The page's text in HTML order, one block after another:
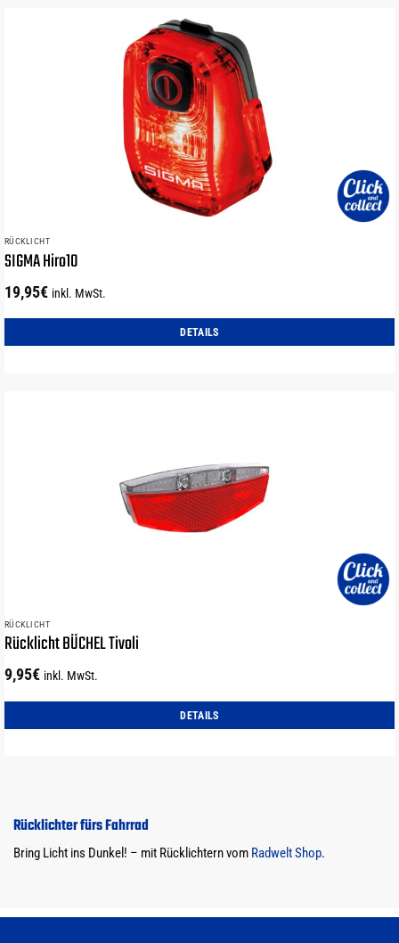
RÜCKLICHT
SIGMA Hiro10
19,95€ inkl. MwSt.
DETAILS
RÜCKLICHT
Rücklicht BÜCHEL Tivoli
9,95€ inkl. MwSt.
DETAILS
Rücklichter fürs Fahrrad
Bring Licht ins Dunkel! – mit Rücklichtern vom Radwelt Shop.